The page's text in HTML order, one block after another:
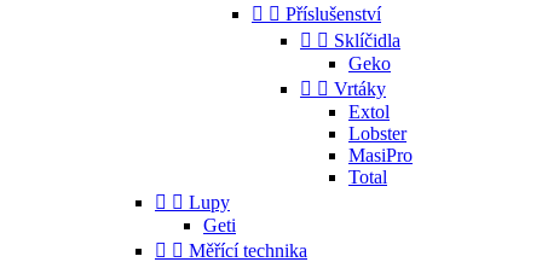
  Příslušenství
  Sklíčidla
Geko
  Vrtáky
Extol
Lobster
MasiPro
Total
  Lupy
Geti
  Měřící technika